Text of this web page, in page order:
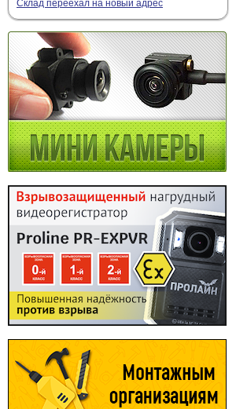
Склад переехал на новый адрес